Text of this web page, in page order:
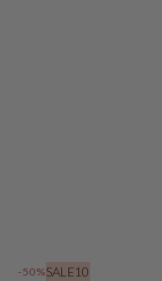
-50%SALE10